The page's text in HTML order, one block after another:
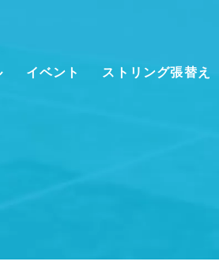
イベント ストリング張替え